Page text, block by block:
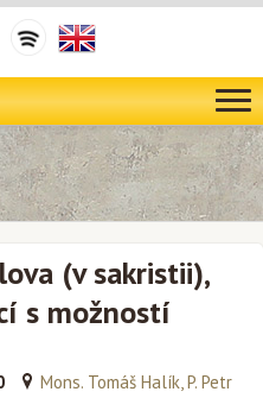
(v sakristii),
s možností
Mons. Tomáš Halík, P. Petr